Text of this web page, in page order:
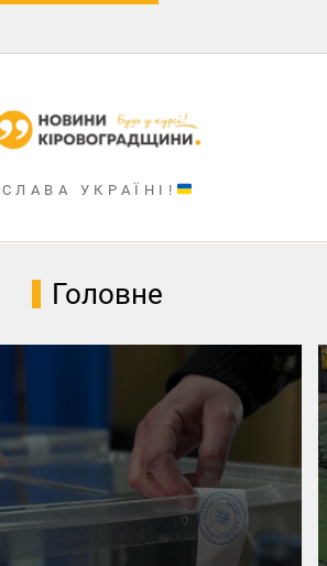
СЛАВА УКРАЇНІ!
Головне